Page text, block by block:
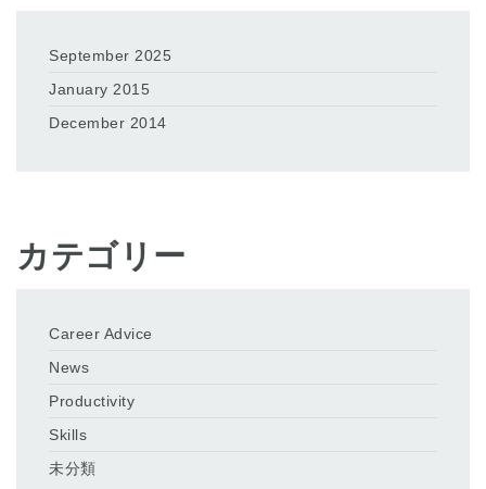
September 2025
January 2015
December 2014
カテゴリー
Career Advice
News
Productivity
Skills
未分類